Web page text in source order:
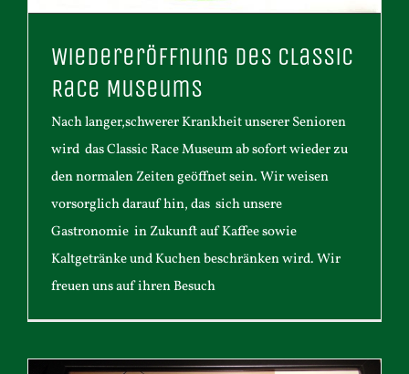
Wiedereröffnung des Classic
Race Museums
Nach langer,schwerer Krankheit unserer Senioren
wird das Classic Race Museum ab sofort wieder zu
den normalen Zeiten geöffnet sein. Wir weisen
vorsorglich darauf hin, das sich unsere
Gastronomie in Zukunft auf Kaffee sowie
Kaltgetränke und Kuchen beschränken wird. Wir
freuen uns auf ihren Besuch